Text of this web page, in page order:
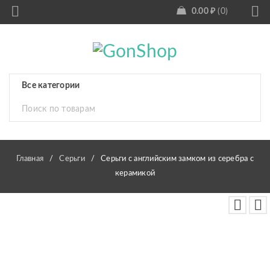
0.00 ₽ 0
Главная / Серьги /
Серьги с английским замком из серебра с
керамикой